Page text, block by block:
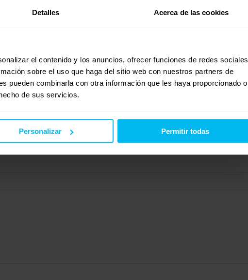
Detalles Acerca de las cookies
el contenido y los anuncios, ofrecer funciones de redes sociales
sobre el uso que haga del sitio web con nuestros partners de
pueden combinarla con otra información que les haya proporcionado o
de sus servicios.
Personalizar Permitir todas